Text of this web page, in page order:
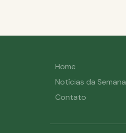
Home
Notícias da Semana
Contato